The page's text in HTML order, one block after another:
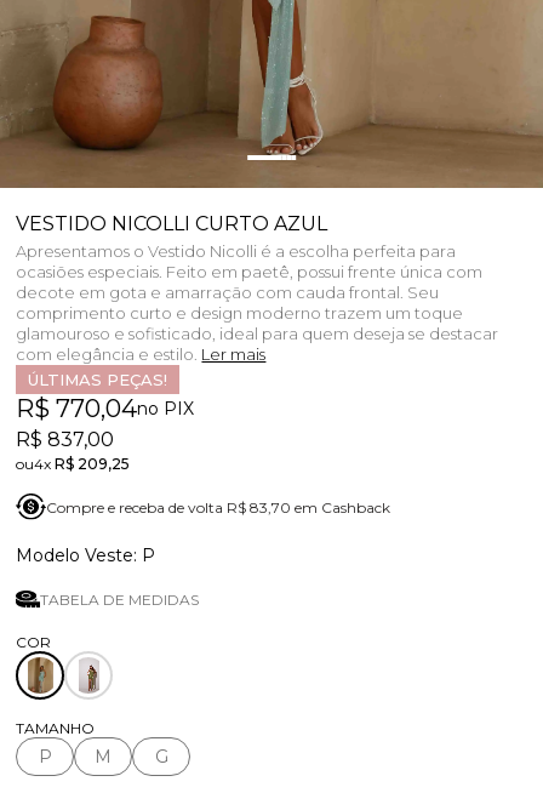
VESTIDO NICOLLI CURTO AZUL
Apresentamos o Vestido Nicolli é a escolha perfeita para
ocasiões especiais. Feito em paetê, possui frente única com
decote em gota e amarração com cauda frontal. Seu
comprimento curto e design moderno trazem um toque
glamouroso e sofisticado, ideal para quem deseja se destacar
com elegância e estilo. Ler mais
ÚLTIMAS PEÇAS!
R$ 770,04no PIX
R$ 837,00
4xR$ 209,25
Compre e receba de volta R$ 83,70 em Cashback
P
TABELA DE MEDIDAS
TAMANHO
P M G